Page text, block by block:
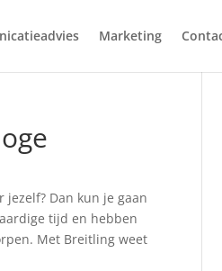
Marketing
Dan kun je gaan
tijd en hebben
Met Breitling weet